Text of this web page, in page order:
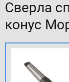
Сверла
конус